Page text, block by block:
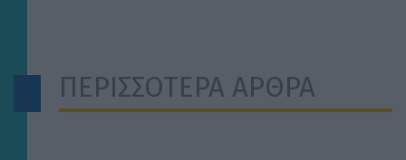
ΠΕΡΙΣΣΟΤΕΡΑ ΑΡΘΡΑ